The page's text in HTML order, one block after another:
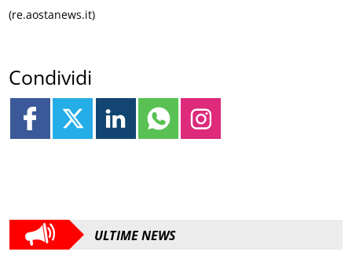
(re.aostanews.it)
Condividi
ULTIME NEWS